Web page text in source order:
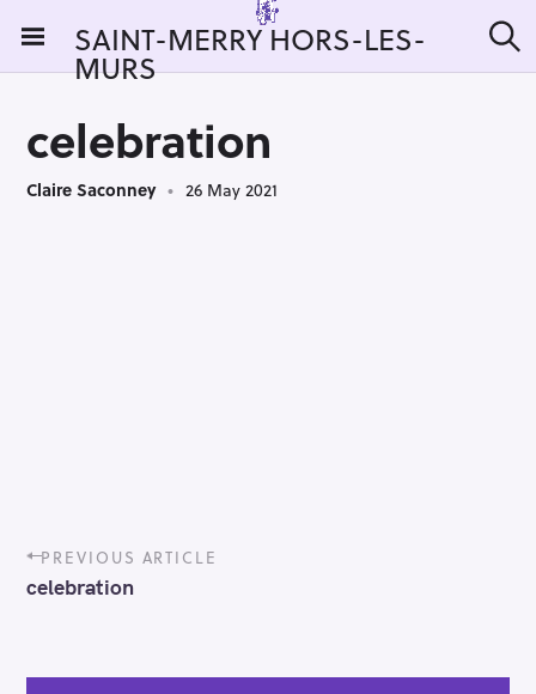
i
SAINT-MERRY HORS-LES-
MURS e
celebration
Claire Saconney 26 May 2021
P
s
a
PREVIOUS ARTICLE
celebration